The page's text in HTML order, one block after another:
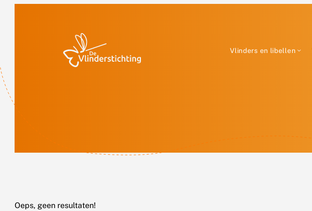
Vlinders en libellen
Oeps, geen resultaten!